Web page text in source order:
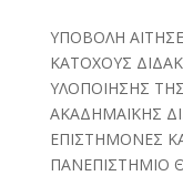
ΥΠΟΒΟΛΗ
ΚΑΤΟΧΟΥΣ
ΥΛΟΠΟΙΗΣΗΣ
ΑΚΑΔΗΜΑΪΚΗΣ
ΕΠΙΣΤΗΜΟΝΕΣ
ΠΑΝΕΠΙΣΤΗΜΙΟ